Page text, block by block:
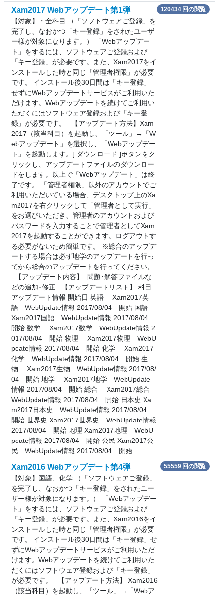
Xam2017 Webアップデート第1弾
【対象】・全科目 （「ソフトウェアご登録」を
完了し、なおかつ「キー登録」をされたユーザ
ー様が対象になります。） 「Webアップデー
ト」をするには、ソフトウェアご登録および
「キー登録」が必要です。また、Xam2017をイ
ンストールした時と同じ「管理者権限」が必要
です。 インストール後30日間は「キー登録」
せずにWebアップデートサービスがご利用いた
だけます。Webアップデートを続けてご利用い
ただくにはソフトウェア登録および「キー登
録」が必要です。 【アップデート方法】Xam
2017（該当科目）を起動し、「ツール」→「W
ebアップデート」を選択し、「Webアップデー
ト」を起動します。[ ダウンロード ]ボタンをク
リックし、アップデートファイルのダウンロー
ドをします。以上で「Webアップデート」は終
了です。 「管理者権限」以外のアカウントでご
利用いただいている場合、デスクトップ上のXa
m2017を右クリックして「管理者として実行」
をお選びいただき、管理者のアカウントおよび
パスワードを入力することで管理者としてXam
2017を起動することができます。ログアウトす
る必要がないため簡単です。 ※総合のアップデ
ートする場合は必ず地学のアップデートを行っ
てから総合のアップデートを行ってください。
【アップデート内容】 問題･解答ファイルな
どの追加･修正 【アップデートリスト】 科目
アップデート情報 開始日 英語 Xam2017英
語 WebUpdate情報 2017/08/04 開始 国語
Xam2017国語 WebUpdate情報 2017/08/04
開始 数学 Xam2017数学 WebUpdate情報 2
017/08/04 開始 物理 Xam2017物理 WebU
pdate情報 2017/08/04 開始 化学 Xam2017
化学 WebUpdate情報 2017/08/04 開始 生
物 Xam2017生物 WebUpdate情報 2017/08/
04 開始 地学 Xam2017地学 WebUpdate
情報 2017/08/04 開始 総合 Xam2017総合
WebUpdate情報 2017/08/04 開始 日本史 Xa
m2017日本史 WebUpdate情報 2017/08/04
開始 世界史 Xam2017世界史 WebUpdate情報
2017/08/04 開始 地理 Xam2017地理 WebU
pdate情報 2017/08/04 開始 公民 Xam2017公
民 WebUpdate情報 2017/08/04 開始
120434 回の閲覧
Xam2016 Webアップデート第4弾
【対象】国語、化学 （「ソフトウェアご登録」
を完了し、なおかつ「キー登録」をされたユー
ザー様が対象になります。） 「Webアップデー
ト」をするには、ソフトウェアご登録および
「キー登録」が必要です。また、Xam2016をイ
ンストールした時と同じ「管理者権限」が必要
です。 インストール後30日間は「キー登録」せ
ずにWebアップデートサービスがご利用いただ
けます。Webアップデートを続けてご利用いた
だくにはソフトウェア登録および「キー登録」
が必要です。 【アップデート方法】 Xam2016
（該当科目）を起動し、「ツール」→「Webア
55559 回の閲覧